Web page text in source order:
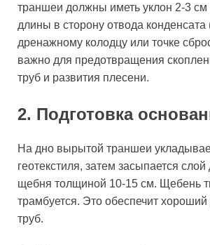
траншеи должны иметь уклон 2-3
длины в сторону отвода конденсата
дренажному колодцу или точке
важно для предотвращения
труб и развития плесени.
2. Подготовка
На дно вырытой траншеи
геотекстиля, затем засыпается
щебня толщиной 10-15 см. Щебень
трамбуется. Это обеспечит
труб.